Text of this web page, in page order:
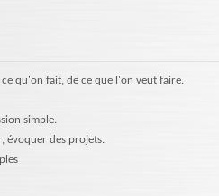
qu'on fait, de ce que l'on veut faire.
simple.
évoquer des projets.